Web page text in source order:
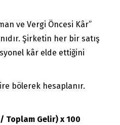
ve Vergi Öncesi Kâr”
Şirketin her bir satış
kâr elde ettiğini
bölerek hesaplanır.
/ Toplam Gelir) x 100